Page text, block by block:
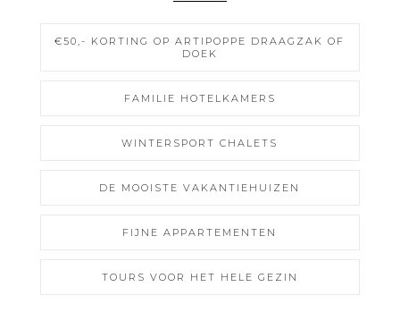
€50,- KORTING OP ARTIPOPPE DRAAGZAK OF
DOEK
FAMILIE HOTELKAMERS
WINTERSPORT CHALETS
DE MOOISTE VAKANTIEHUIZEN
FIJNE APPARTEMENTEN
TOURS VOOR HET HELE GEZIN